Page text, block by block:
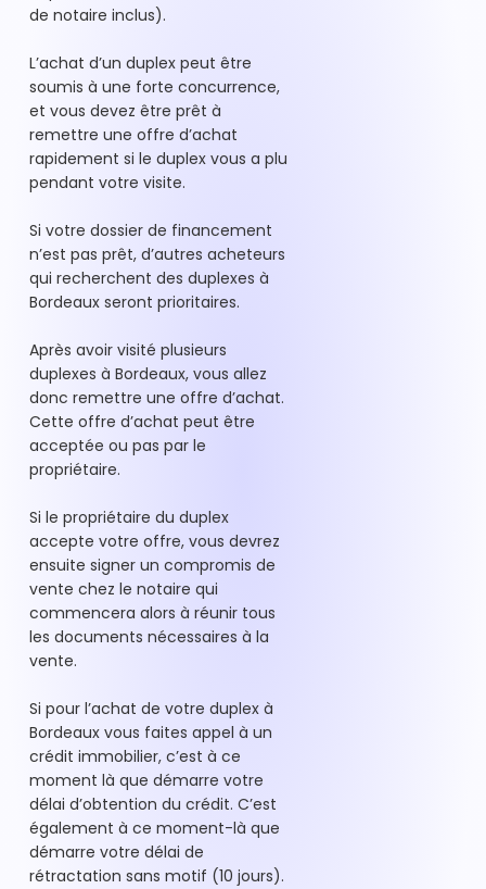
de notaire inclus).
L’achat d’un duplex peut être
soumis à une forte concurrence,
et vous devez être prêt à
remettre une offre d’achat
rapidement si le duplex vous a plu
pendant votre visite.
Si votre dossier de financement
n’est pas prêt, d’autres acheteurs
qui recherchent des duplexes à
Bordeaux seront prioritaires.
Après avoir visité plusieurs
duplexes à Bordeaux, vous allez
donc remettre une offre d’achat.
Cette offre d’achat peut être
acceptée ou pas par le
propriétaire.
Si le propriétaire du duplex
accepte votre offre, vous devrez
ensuite signer un compromis de
vente chez le notaire qui
commencera alors à réunir tous
les documents nécessaires à la
vente.
Si pour l’achat de votre duplex à
Bordeaux vous faites appel à un
crédit immobilier, c’est à ce
moment là que démarre votre
délai d’obtention du crédit. C’est
également à ce moment-là que
démarre votre délai de
rétractation sans motif (10 jours).